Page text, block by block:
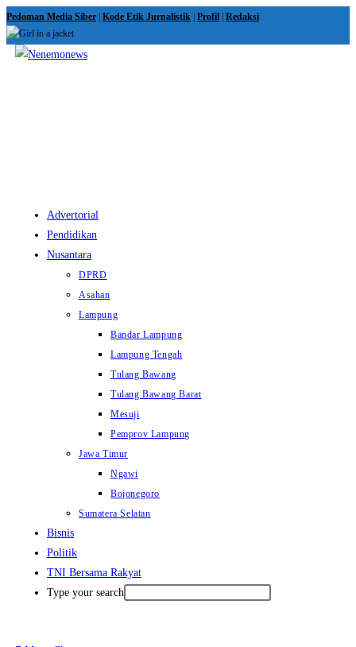
Skip
to
content
Pedoman Media Siber Kode Etik Jurnalistik Profil Redaksi
Advertorial
Pendidikan
Nusantara
DPRD
Asahan
Lampung
Bandar Lampung
Lampung Tengah
Tulang Bawang
Tulang Bawang Barat
Mesuji
Pemprov Lampung
Jawa Timur
Ngawi
Bojonegoro
Sumatera Selatan
Bisnis
Politik
TNI Bersama Rakyat
Type your search